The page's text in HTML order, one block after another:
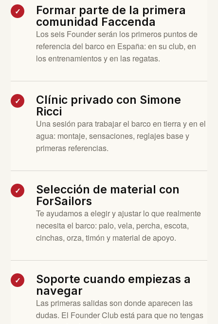
✓
Formar parte de la primera
comunidad Faccenda
Los seis Founder serán los primeros puntos de
referencia del barco en España: en su club, en
los entrenamientos y en las regatas.
✓
Clínic privado con Simone
Ricci
Una sesión para trabajar el barco en tierra y en el
agua: montaje, sensaciones, reglajes base y
primeras referencias.
✓
Selección de material con
ForSailors
Te ayudamos a elegir y ajustar lo que realmente
necesita el barco: palo, vela, percha, escota,
cinchas, orza, timón y material de apoyo.
✓
Soporte cuando empiezas a
navegar
Las primeras salidas son donde aparecen las
dudas. El Founder Club está para que no tengas